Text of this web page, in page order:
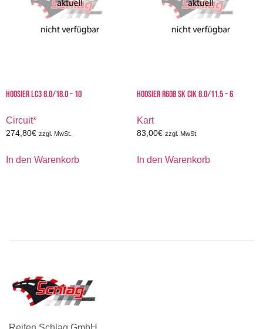
HOOSIER LC3 8.0/18.0 – 10
Circuit*
274,80€ zzgl. MwSt.
In den Warenkorb
HOOSIER R60B SK CIK 8.0/11.5 – 6
Kart
83,00€ zzgl. MwSt.
In den Warenkorb